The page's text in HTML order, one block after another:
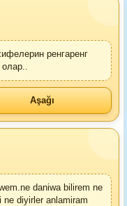
ренгаренг
Aşağı
daniwa bilirem ne
diyirler anlamiram